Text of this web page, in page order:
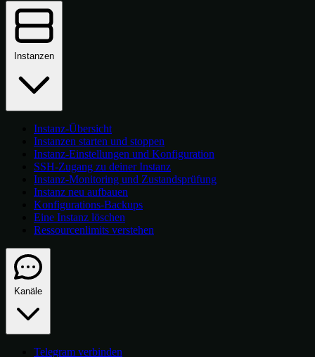
Instanzen
Instanz-Übersicht
Instanzen starten und stoppen
Instanz-Einstellungen und Konfiguration
SSH-Zugang zu deiner Instanz
Instanz-Monitoring und Zustandsprüfung
Instanz neu aufbauen
Konfigurations-Backups
Eine Instanz löschen
Ressourcenlimits verstehen
Kanäle
Telegram verbinden